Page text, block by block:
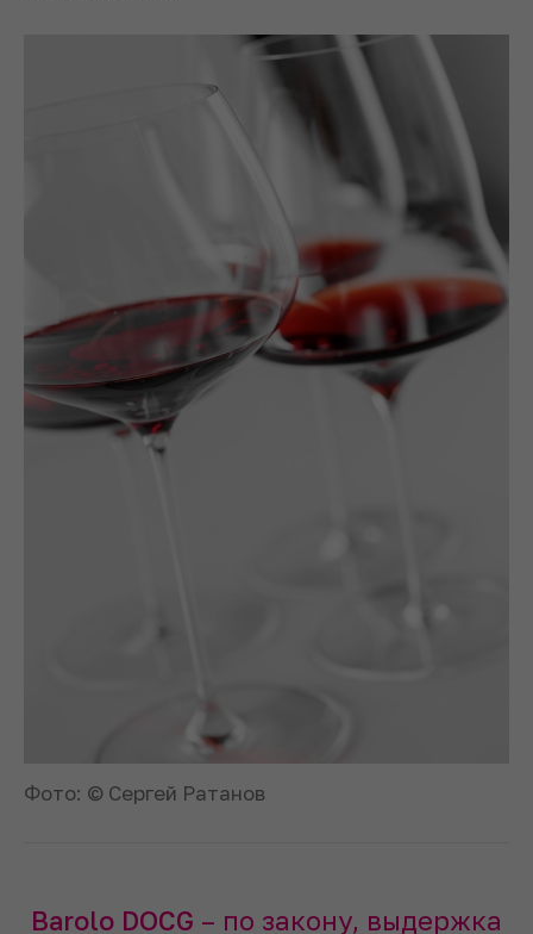
Фото: © Сергей Ратанов
Barolo DOCG – по закону, выдержка